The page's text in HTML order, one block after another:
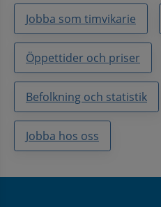
Jobba som timvikarie
Öppettider och priser
Befolkning och statistik
Jobba hos oss